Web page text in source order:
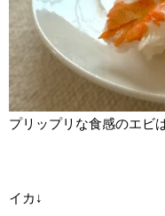
プリップリな食感のエビ
イカ↓